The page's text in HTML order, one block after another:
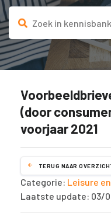
(door
voorjaar 2021
TERUG NAAR
Categorie: Leisure
Laatste update: 03/